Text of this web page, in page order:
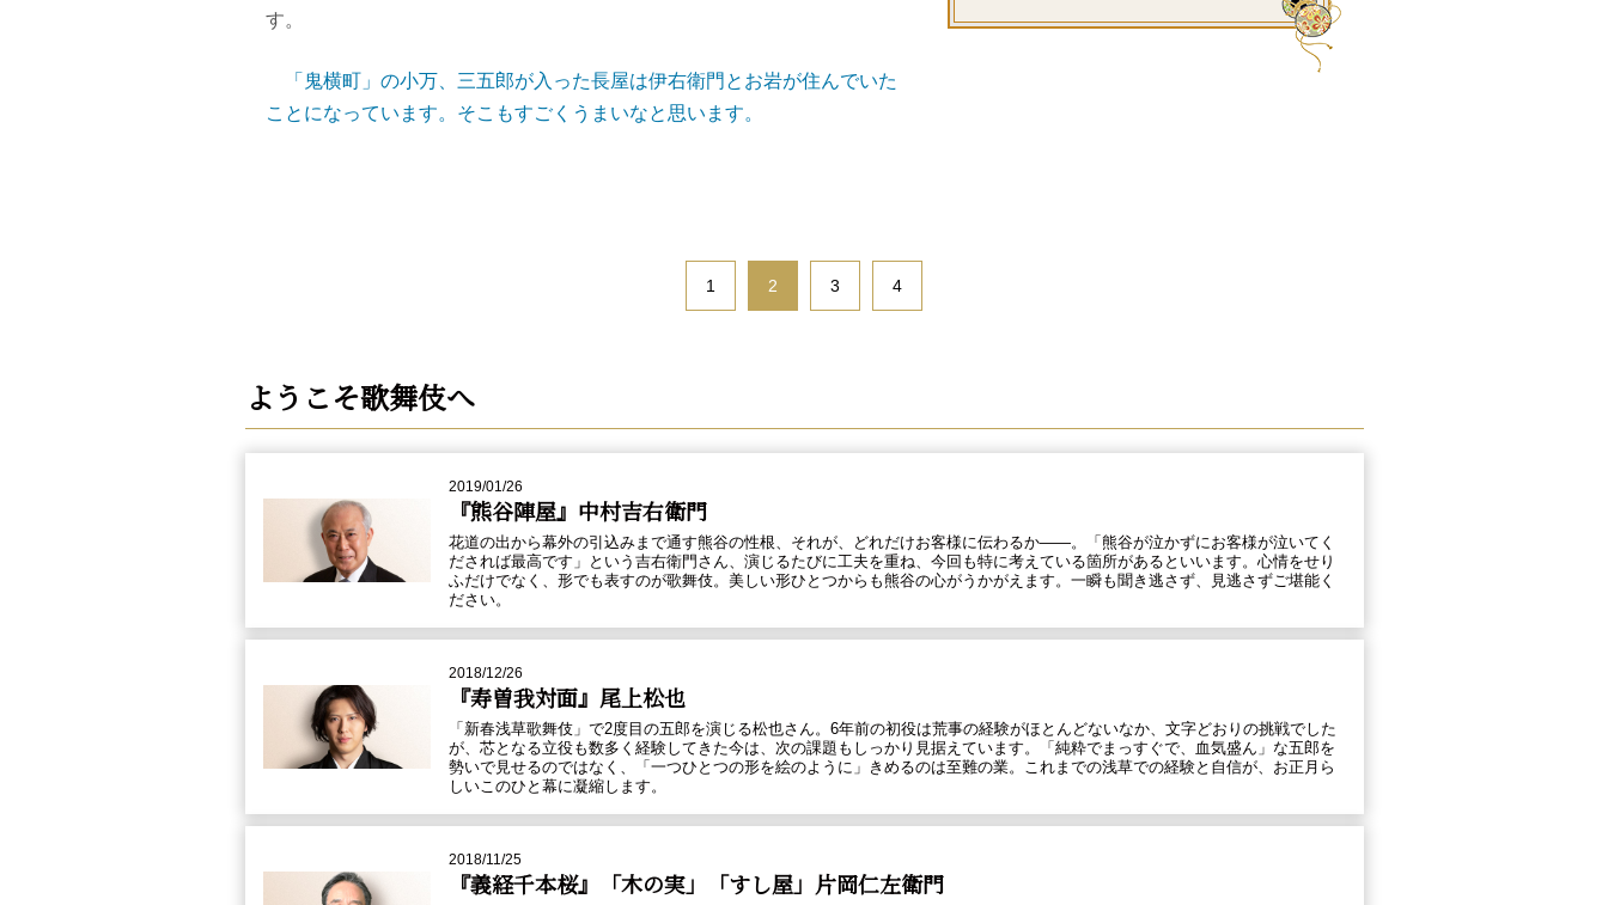
す。
「鬼横町」の小万、三五郎が入った長屋は伊右衛門とお岩が住んでいた
ことになっています。そこもすごくうまいなと思います。
1 2 3 4
ようこそ歌舞伎へ
2019/01/26
『熊谷陣屋』中村吉右衛門
花道の出から幕外の引込みまで通す熊谷の性根、それが、どれだけお客様に伝わるか――。「熊谷が泣かずにお客様が泣いてく
だされば最高です」という吉右衛門さん、演じるたびに工夫を重ね、今回も特に考えている箇所があるといいます。心情をせり
ふだけでなく、形でも表すのが歌舞伎。美しい形ひとつからも熊谷の心がうかがえます。一瞬も聞き逃さず、見逃さずご堪能く
ださい。
2018/12/26
『寿曽我対面』尾上松也
「新春浅草歌舞伎」で2度目の五郎を演じる松也さん。6年前の初役は荒事の経験がほとんどないなか、文字どおりの挑戦でした
が、芯となる立役も数多く経験してきた今は、次の課題もしっかり見据えています。「純粋でまっすぐで、血気盛ん」な五郎を
勢いで見せるのではなく、「一つひとつの形を絵のように」きめるのは至難の業。これまでの浅草での経験と自信が、お正月ら
しいこのひと幕に凝縮します。
2018/11/25
『義経千本桜』「木の実」「すし屋」片岡仁左衛門